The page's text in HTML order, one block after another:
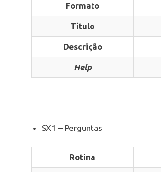
Formato
Título
Descrição
Help
SX1 – Perguntas
Rotina